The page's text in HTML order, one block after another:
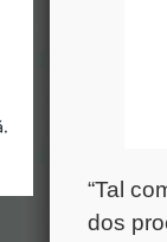
“Tal
dos